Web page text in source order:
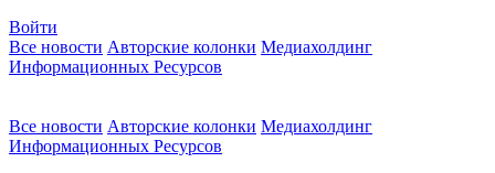
Войти
Все новости Авторские колонки Медиахолдинг
Информационных Ресурсов
Все новости Авторские колонки Медиахолдинг
Информационных Ресурсов